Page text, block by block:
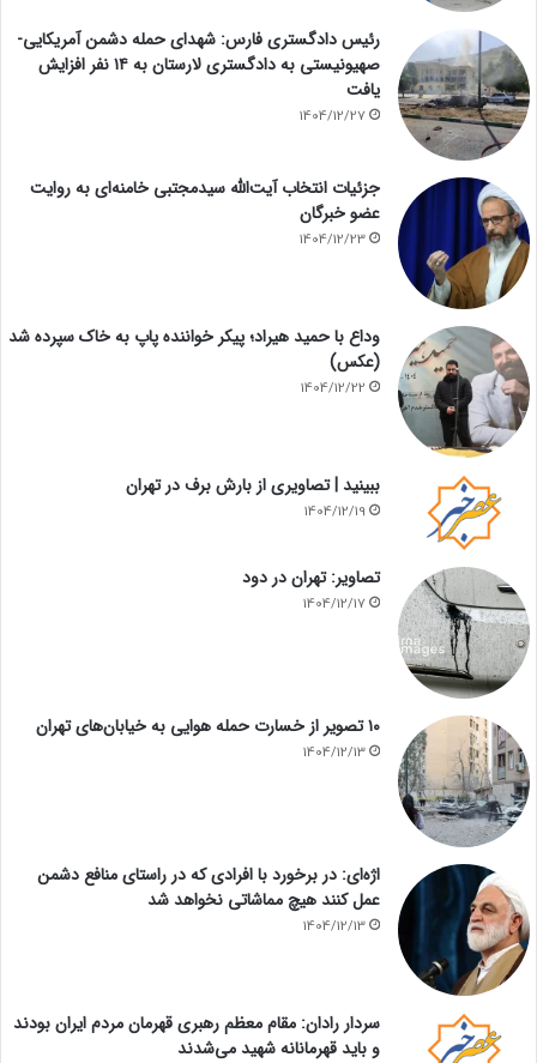
رئیس دادگستری فارس: شهدای حمله دشمن آمریکایی-
صهیونیستی به دادگستری لارستان به ۱۴ نفر افزایش
یافت
1404/12/27
جزئیات انتخاب آیت‌الله سیدمجتبی خامنه‌ای به روایت
عضو خبرگان
1404/12/23
وداع با حمید هیراد؛ پیکر خواننده پاپ به خاک سپرده شد
(عکس)
1404/12/22
ببینید | تصاویری از بارش برف در تهران
1404/12/19
تصاویر: تهران در دود
1404/12/17
۱۰ تصویر از خسارت حمله هوایی به خیابان‌های تهران
1404/12/13
اژه‌ای: در برخورد با افرادی که در راستای منافع دشمن
عمل کنند هیچ مماشاتی نخواهد شد
1404/12/13
سردار رادان: مقام معظم رهبری قهرمان مردم ایران بودند
و باید قهرمانانه شهید می‌شدند